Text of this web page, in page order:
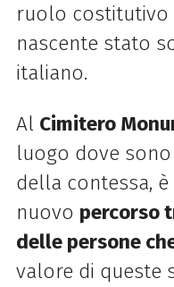
ruolo costitutivo
nascente stato
italiano.
Al Cimitero
luogo dove
della contessa,
nuovo percorso
delle persone
valore di queste